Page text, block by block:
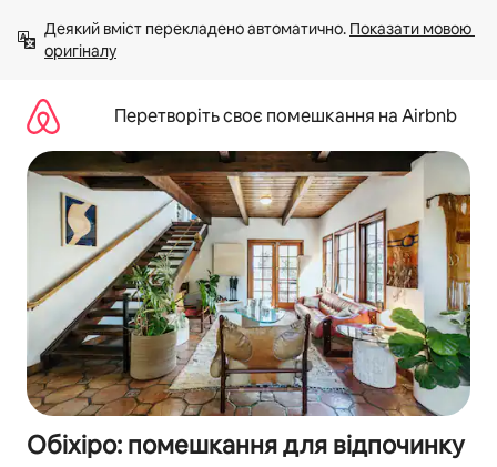
вмісту
Деякий вміст перекладено автоматично. Показати мовою
оригіналу
Перетворіть своє помешкання на Airbnb
Обіхіро: помешкання для відпочинку